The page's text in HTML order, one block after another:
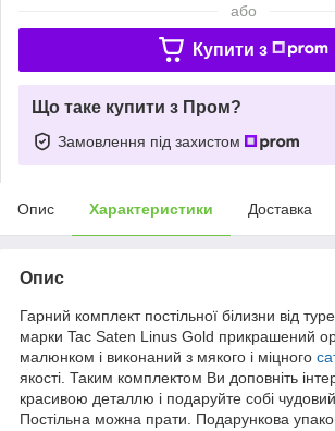
або
Купити з
Що таке купити з Пром?
Замовлення під захистом
Опис Характеристики Доставка
Опис
Гарний комплект постільної білизни від
марки Tac Saten Linus Gold прикрашений
малюнком і виконаний з мякого і міцного
якості. Таким комплектом Ви доповніть
красивою деталлю і подаруйте собі чудовий
Постільна можна прати. Подарункова